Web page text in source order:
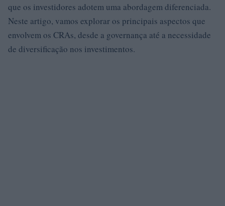
que os investidores adotem uma abordagem diferenciada.
Neste artigo, vamos explorar os principais aspectos que
envolvem os CRAs, desde a governança até a necessidade
de diversificação nos investimentos.